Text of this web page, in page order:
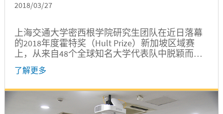
2018/03/27
上海交通大学密西根学院研究生团队在近日落幕
的2018年度霍特奖（Hult Prize）新加坡区域赛
上，从来自48个全球知名大学代表队中脱颖而
出，取得总决赛第二名的好成绩。
了解更多